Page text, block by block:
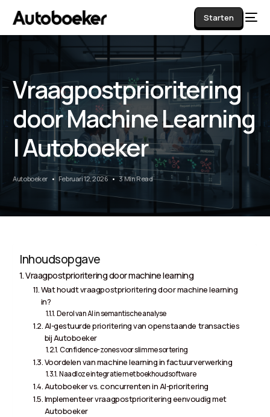
Starten
Vraagpostprioritering
door Machine Learning
| Autoboeker
Autoboeker Februari 12, 2026 3 Min Read
Inhoudsopgave
Vraagpostprioritering door machine learning
Wat houdt vraagpostprioritering door machine learning
in?
De rol van AI in semantische analyse
AI-gestuurde prioritering van openstaande transacties
bij Autoboeker
Confidence-zones voor slimme sortering
Voordelen van machine learning in factuurverwerking
Naadloze integratie met boekhoudsoftware
Autoboeker vs. concurrenten in AI-prioritering
Implementeer vraagpostprioritering eenvoudig met
Autoboeker
AI